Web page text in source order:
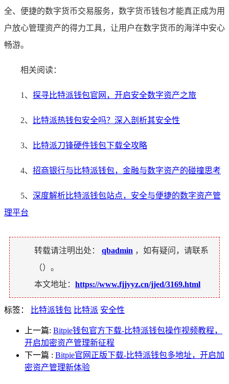
全、便捷的数字货币交易服务，数字货币钱包才能真正成为用
户放心管理资产的得力工具，让用户在数字货币的海洋中安心
畅游。
相关阅读：
1、 探寻比特派钱包官网，开启安全数字资产之旅
2、 比特派热钱包安全吗？深入剖析其安全性
3、 比特派刀锋硬件钱包下载全攻略
4、 招商银行与比特派钱包，金融与数字资产的碰撞思考
5、 深度解析比特派钱包站点，安全与便捷的数字资产管
理平台
转载请注明出处： qbadmin ，如有疑问，请联系
（）。
本文地址： https://www.fjjyyz.cn/jjed/3169.html
标签： 比特派钱包 比特派 安全性
上一篇: Bitpie钱包官方下载-比特派钱包操作视频教程，
开启加密资产管理新征程
下一篇 : Bitpie官网正版下载-比特派钱包多地址，开启加
密资产管理新体验